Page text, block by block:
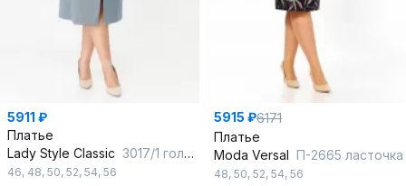
5911 ₽
Платье
Lady Style Classic 3017/1 голубые-тона
46, 48, 50, 52, 54, 56
5915 ₽6171
Платье
Moda Versal П-2665 ласточка
48, 50, 52, 54, 56